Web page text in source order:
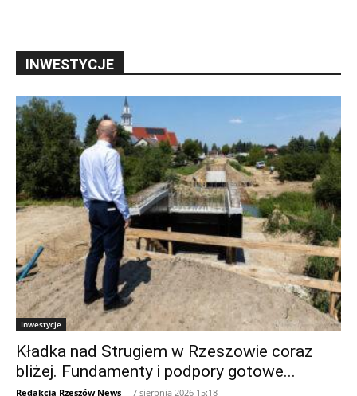
INWESTYCJE
Inwestycje
Kładka nad Strugiem w Rzeszowie coraz
bliżej. Fundamenty i podpory gotowe...
Redakcja Rzeszów News - 7 sierpnia 2026 15:18